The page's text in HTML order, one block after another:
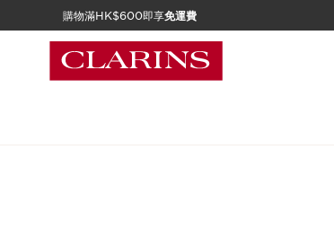
購物滿HK$600即享免運費